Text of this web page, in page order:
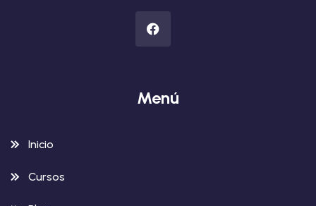
Menú
Inicio
Cursos